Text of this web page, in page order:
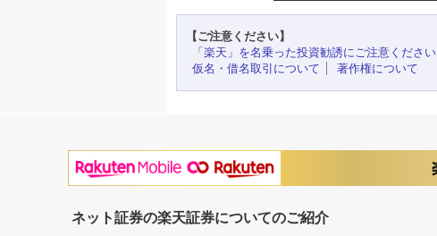
【ご注意ください】
「楽天」を名乗った投資勧誘にご注意ください
仮名・借名取引について
著作権について
ネット証券の楽天証券についてのご紹介